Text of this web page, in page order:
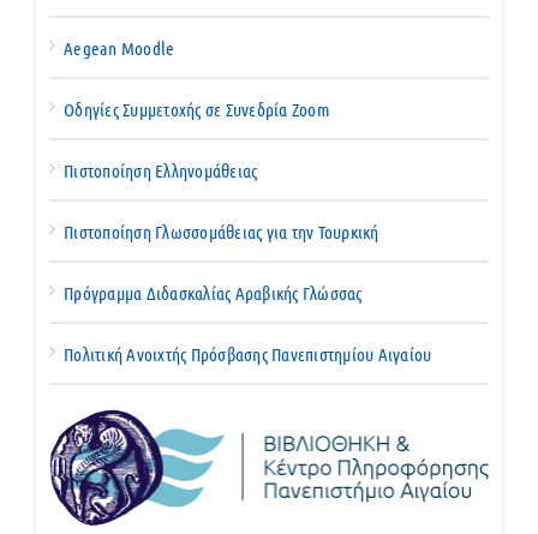
Aegean Moodle
Οδηγίες Συμμετοχής σε Συνεδρία Zoom
Πιστοποίηση Ελληνομάθειας
Πιστοποίηση Γλωσσομάθειας για την Τουρκική
Πρόγραμμα Διδασκαλίας Αραβικής Γλώσσας
Πολιτική Ανοιχτής Πρόσβασης Πανεπιστημίου Αιγαίου